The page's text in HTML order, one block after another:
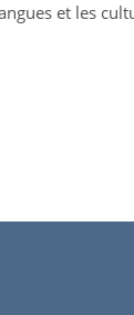
et les